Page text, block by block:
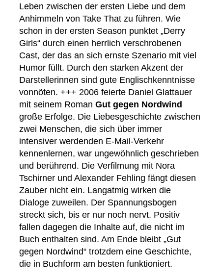
Leben zwischen der ersten Liebe und dem
Anhimmeln von Take That zu führen. Wie
schon in der ersten Season punktet „Derry
Girls“ durch einen herrlich verschrobenen
Cast, der das an sich ernste Szenario mit viel
Humor füllt. Durch den starken Akzent der
Darstellerinnen sind gute Englischkenntnisse
vonnöten. +++ 2006 feierte Daniel Glattauer
mit seinem Roman Gut gegen Nordwind
große Erfolge. Die Liebesgeschichte zwischen
zwei Menschen, die sich über immer
intensiver werdenden E-Mail-Verkehr
kennenlernen, war ungewöhnlich geschrieben
und berührend. Die Verfilmung mit Nora
Tschirner und Alexander Fehling fängt diesen
Zauber nicht ein. Langatmig wirken die
Dialoge zuweilen. Der Spannungsbogen
streckt sich, bis er nur noch nervt. Positiv
fallen dagegen die Inhalte auf, die nicht im
Buch enthalten sind. Am Ende bleibt „Gut
gegen Nordwind“ trotzdem eine Geschichte,
die in Buchform am besten funktioniert.